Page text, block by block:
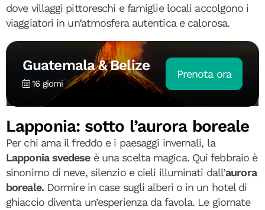
dove villaggi pittoreschi e famiglie locali accolgono i
viaggiatori in un’atmosfera autentica e calorosa.
Guatemala & Belize
16 giorni
Prenota ora
Lapponia: sotto l’aurora boreale
Per chi ama il freddo e i paesaggi invernali, la
Lapponia svedeseè una scelta magica. Qui febbraio è
sinonimo di neve, silenzio e cieli illuminati dall’aurora
boreale.Dormire in case sugli alberi o in un hotel di
ghiaccio diventa un’esperienza da favola. Le giornate